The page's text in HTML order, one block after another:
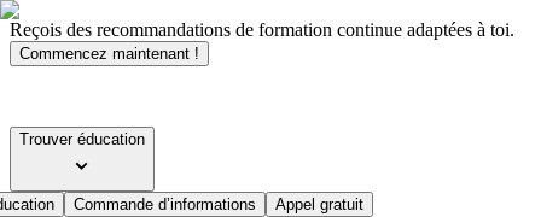
Reçois des recommandations de formation continue adaptées à toi.
Commencez maintenant !
Trouver éducation
Commande d’informations Appel gratuit